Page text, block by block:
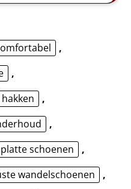
,
,
hakken
,
,
platte schoenen
,
wandelschoenen
,